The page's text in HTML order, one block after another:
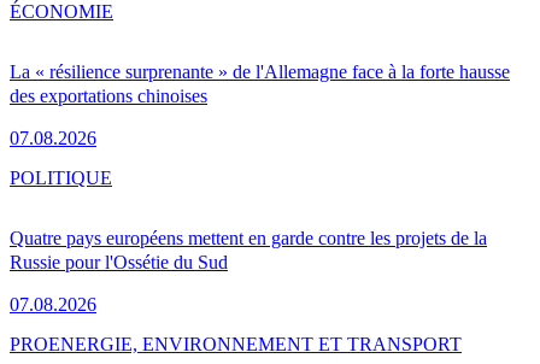
La « résilience surprenante » de l'Allemagne face à la forte hausse
des exportations chinoises
07.08.2026
ÉCONOMIE
Quatre pays européens mettent en garde contre les projets de la
Russie pour l'Ossétie du Sud
07.08.2026
POLITIQUE
PROENERGIE, ENVIRONNEMENT ET TRANSPORT